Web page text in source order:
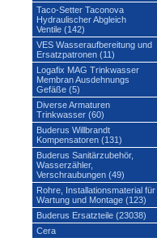
Taco-Setter Taconova
Hydraulischer Abgleich
Ventile (142)
VES Wasseraufbereitung und
Ersatzpatronen (11)
Logafix MAG Trinkwasser
Membran Ausdehnungs
Gefäße (5)
Diverse Armaturen
Trinkwasser (60)
Buderus Willbrandt
Kompensatoren (131)
Buderus Sanitärzubehör,
Wasserzähler,
Verschraubungen (49)
Rohre, Installationsmaterial für
Wartung und Montage (123)
Buderus Ersatzteile (23038)
Cera